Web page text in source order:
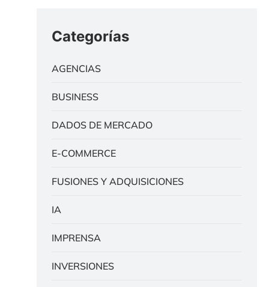
Categorías
AGENCIAS
BUSINESS
DADOS DE MERCADO
E-COMMERCE
FUSIONES Y ADQUISICIONES
IA
IMPRENSA
INVERSIONES